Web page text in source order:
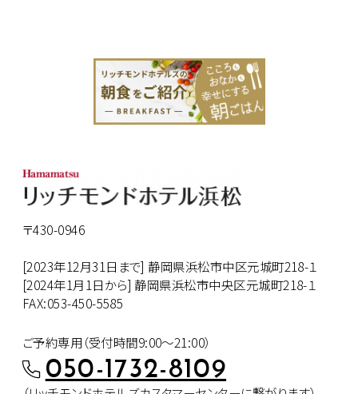
〒430-0946
[2023年12月31日まで] 静岡県浜松市中区元城町218-１
[2024年1月1日から] 静岡県浜松市中央区元城町218-１
FAX:053-450-5585
ご予約専用（受付時間9:00～21:00）
050-1732-8109